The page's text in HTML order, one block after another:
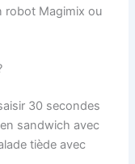
robot Magimix ou
30 secondes
sandwich avec
tiède avec